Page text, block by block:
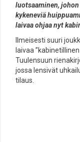
luotsaaminen,
kykeneviä
laivaa ohjaa nyt
Ilmeisesti suuri
laivaa
Tuulensuun
jossa lensivät
tilaus.